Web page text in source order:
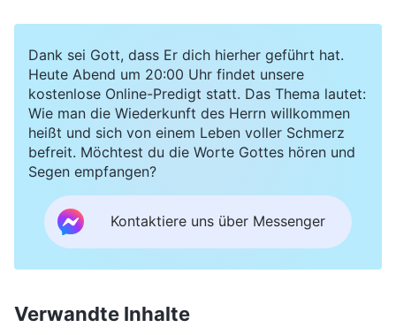
gefesselte Mutter. Könnte man ihr nicht noch
eine Chance geben?“ Zu dieser Zeit half ich den
Leitern, die Unterlagen ausgeschlossener und
entfernter Mitglieder zu organisieren. Meine
Tochter fragte mich, ob ihre Mutter wieder in die
Kirche aufgenommen werden könnte, und meine
Frau fragte ebenfalls immer wieder, ob sie
wieder aufgenommen werden könnte. Als sie
Fall sein könnte, beschuldigte mich meine Frau,
Dank sei Gott, dass Er dich hierher geführt hat.
Heute Abend um 20:00 Uhr findet unsere
kostenlose Online-Predigt statt. Das Thema lautet:
Wie man die Wiederkunft des Herrn willkommen
heißt und sich von einem Leben voller Schmerz
befreit. Möchtest du die Worte Gottes hören und
Segen empfangen?
Kontaktiere uns über Messenger
Verwandte Inhalte